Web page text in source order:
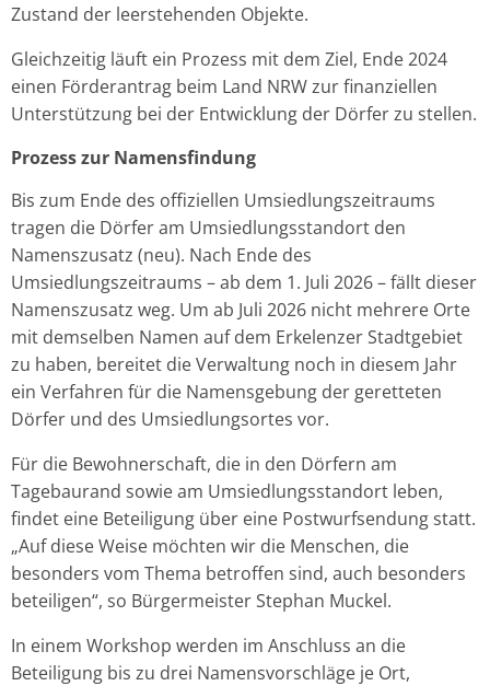
Zustand der leerstehenden Objekte.
Gleichzeitig läuft ein Prozess mit dem Ziel, Ende 2024
einen Förderantrag beim Land NRW zur finanziellen
Unterstützung bei der Entwicklung der Dörfer zu stellen.
Prozess zur Namensfindung
Bis zum Ende des offiziellen Umsiedlungszeitraums
tragen die Dörfer am Umsiedlungsstandort den
Namenszusatz (neu). Nach Ende des
Umsiedlungszeitraums – ab dem 1. Juli 2026 – fällt dieser
Namenszusatz weg. Um ab Juli 2026 nicht mehrere Orte
mit demselben Namen auf dem Erkelenzer Stadtgebiet
zu haben, bereitet die Verwaltung noch in diesem Jahr
ein Verfahren für die Namensgebung der geretteten
Dörfer und des Umsiedlungsortes vor.
Für die Bewohnerschaft, die in den Dörfern am
Tagebaurand sowie am Umsiedlungsstandort leben,
findet eine Beteiligung über eine Postwurfsendung statt.
„Auf diese Weise möchten wir die Menschen, die
besonders vom Thema betroffen sind, auch besonders
beteiligen“, so Bürgermeister Stephan Muckel.
In einem Workshop werden im Anschluss an die
Beteiligung bis zu drei Namensvorschläge je Ort,